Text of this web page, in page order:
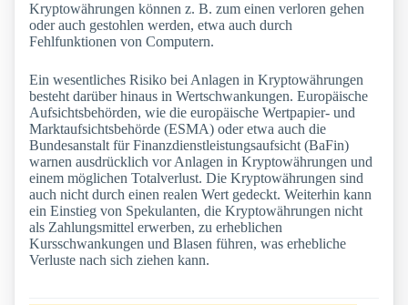
Kryptowährungen können z. B. zum einen verloren gehen
oder auch gestohlen werden, etwa auch durch
Fehlfunktionen von Computern.
Ein wesentliches Risiko bei Anlagen in Kryptowährungen
besteht darüber hinaus in Wertschwankungen. Europäische
Aufsichtsbehörden, wie die europäische Wertpapier- und
Marktaufsichtsbehörde (ESMA) oder etwa auch die
Bundesanstalt für Finanzdienstleistungsaufsicht (BaFin)
warnen ausdrücklich vor Anlagen in Kryptowährungen und
einem möglichen Totalverlust. Die Kryptowährungen sind
auch nicht durch einen realen Wert gedeckt. Weiterhin kann
ein Einstieg von Spekulanten, die Kryptowährungen nicht
als Zahlungsmittel erwerben, zu erheblichen
Kursschwankungen und Blasen führen, was erhebliche
Verluste nach sich ziehen kann.